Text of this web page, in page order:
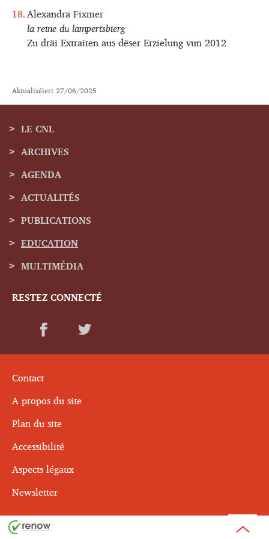
Alexandra Fixmer
la reine du lampertsbierg
Zu dräi Extraiten aus dëser Erzielung vun 2012
Aktualiséiert27/06/2025
Menu
de
navigation
LE CNL
ARCHIVES
AGENDA
ACTUALITÉS
PUBLICATIONS
EDUCATION
MULTIMÉDIA
RESTEZ CONNECTÉ
Contact
A propos du site
Plan du site
Accessibilité
Aspects légaux
Newsletter
Haut